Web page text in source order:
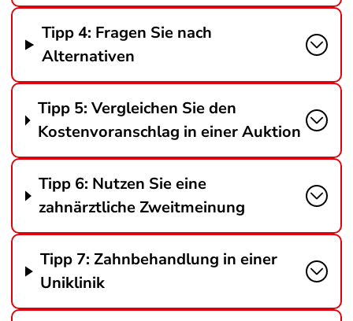
Tipp 4: Fragen Sie nach
Alternativen
Tipp 5: Vergleichen Sie den
Kostenvoranschlag in einer Auktion
Tipp 6: Nutzen Sie eine
zahnärztliche Zweitmeinung
Tipp 7: Zahnbehandlung in einer
Uniklinik